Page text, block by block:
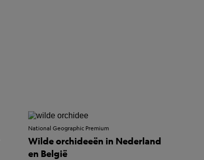
National Geographic Premium
Wilde orchideeën in Nederland
en België